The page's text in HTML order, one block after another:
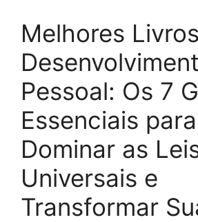
Melhores
Pessoal: Os 7
Essenciais para
Dominar as
Universais e
Transformar